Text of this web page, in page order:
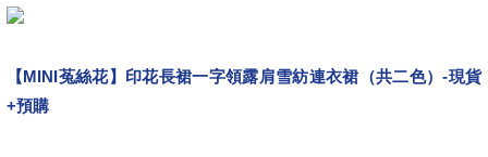
【MINI菟絲花】印花長裙一字領露肩雪紡連衣裙（共二色）-現貨
+預購